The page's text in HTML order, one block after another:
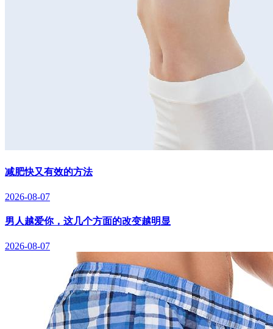
减肥快又有效的方法
2026-08-07
男人越爱你，这几个方面的改变越明显
2026-08-07